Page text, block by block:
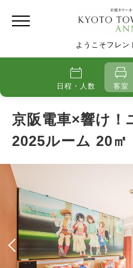
ようこそフレン
日程・人数 客室
京阪電車×響け！
2025ルーム 20㎡